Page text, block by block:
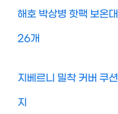
해호 박상병 핫팩 보온
26개
지베르니 밀착 커버 쿠
지